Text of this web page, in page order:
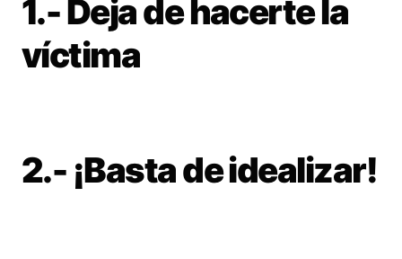
1.- Deja de hacerte la
víctima
2.- ¡Basta de idealizar!